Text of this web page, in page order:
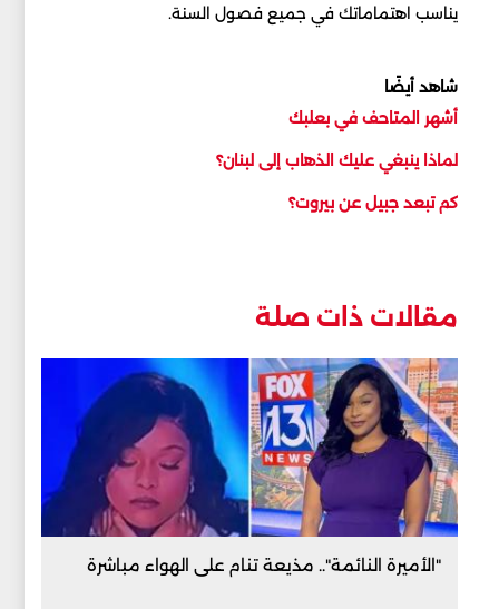
يناسب اهتماماتك في جميع فصول السنة.
شاهد أيضًا
أشهر المتاحف في بعلبك
لماذا ينبغي عليك الذهاب إلى لبنان؟
كم تبعد جبيل عن بيروت؟
مقالات ذات صلة
"الأميرة النائمة".. مذيعة تنام على الهواء مباشرة